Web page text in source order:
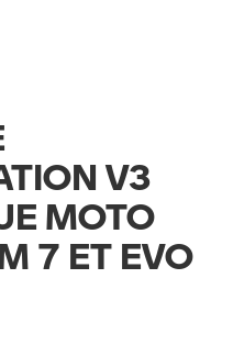
V3
MOTO
7 ET EVO